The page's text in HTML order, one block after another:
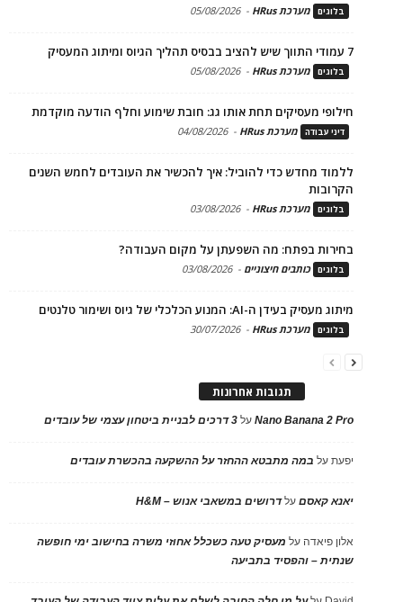
בלוגים מערכת HRus -
05/08/2026
7 עמודי התווך שיש להציב בבסיס תהליך הגיוס ומיתוג המעסיק
בלוגים מערכת HRus -
05/08/2026
חילופי מעסיקים תחת אותו גג: חובת שימוע וחלף הודעה מוקדמת
דיני עבודה מערכת HRus -
04/08/2026
ללמוד מחדש כדי להוביל: איך להכשיר את העובדים לחמש השנים
הקרובות
בלוגים מערכת HRus -
03/08/2026
בחירות בפתח: מה השפעתן על מקום העבודה?
בלוגים כותבים חיצוניים -
03/08/2026
מיתוג מעסיק בעידן ה-AI: המנוע הכלכלי של גיוס ושימור טלנטים
בלוגים מערכת HRus -
30/07/2026
תגובות אחרונות
Nano Banana 2 Proעל 3 דרכים לבניית ביטחון עצמי של עובדים
יפעתעל במה מתבטא ההחזר על ההשקעה בהכשרת עובדים
יאנא קאסםעלדרושים במשאבי אנוש – H&M
אלון פיאדה על מעסיק טעה כשכלל אחוזי משרה בחישוב ימי חופשה
שנתית – והפסיד בתביעה